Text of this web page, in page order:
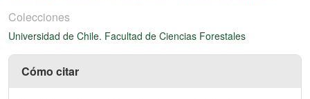
Colecciones
Universidad de Chile. Facultad de Ciencias Forestales
Cómo citar